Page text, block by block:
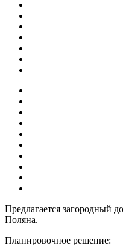
Предлагается загородный
Поляна.
Планировочное решение: